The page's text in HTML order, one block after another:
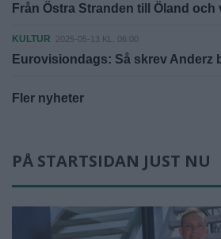
Från Östra Stranden till Öland och
KULTUR 2025-05-13 KL. 06:00
Eurovisiondags: Så skrev Anderz
Fler nyheter
PÅ STARTSIDAN JUST NU